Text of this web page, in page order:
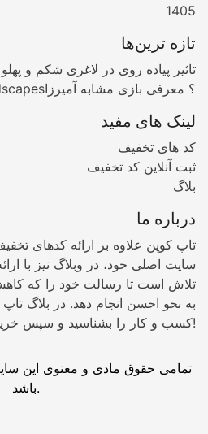
1405
تازه ترین‌ها
تاثیر پیاده روی در لاغری شکم و پهلو
بازی آمیزرا یا Wordscapes؟ معرفی بازی مشابه آمیرزا
لینک های مفید
کد های تخفیف
ثبت آنلاین کد تخفیف
بلاگ
درباره ما
تاپ کوپن علاوه بر ارائه کدهای
سایت اصلی خود، در وبلاگ نیز با
تلاش است تا رسالت خود را که
به نحو احسن انجام دهد. در بلاگ تاپ
کسب و کار را بشناسید و سپس خرید کنید!
تمامی حقوق مادی و معنوی این
باشد.